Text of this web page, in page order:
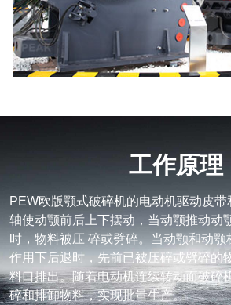
工作原理
PEW欧版颚式破碎机的电动机驱动皮
轴使动颚前后上下摆动，当动颚推动动
时，物料被压 碎或劈碎。当动颚和动
作用下后退时，先前已被压碎或劈碎的
料口排出。随着电动机连续转动而破碎
碎和排卸物料，实现批量生产。